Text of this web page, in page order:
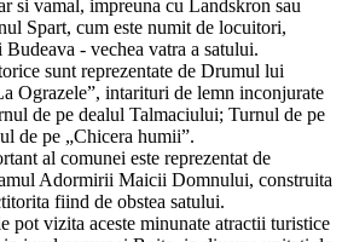
si vamal, impreuna cu Landskron sau
Spart, cum este numit de locuitori,
- vechea vatra a satului.
sunt reprezentate de Drumul lui
Ograzele”, intarituri de lemn inconjurate
de pe dealul Talmaciului; Turnul de pe
de pe „Chicera humii”.
al comunei este reprezentat de
Adormirii Maicii Domnului, construita
fiind de obstea satului.
pot vizita aceste minunate atractii turistice